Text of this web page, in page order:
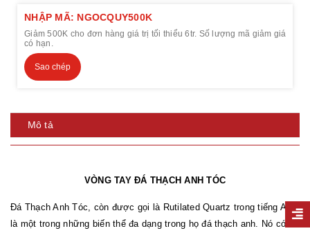
NHẬP MÃ: NGOCQUY500K
Giảm 500K cho đơn hàng giá trị tối thiểu 6tr. Số lượng mã giảm giá
có hạn.
Sao chép
Mô tả
VÒNG TAY ĐÁ THẠCH ANH TÓC
Đá Thạch Anh Tóc, còn được gọi là Rutilated Quartz trong tiếng Anh,
là một trong những biến thể đa dạng trong họ đá thạch anh. Nó có